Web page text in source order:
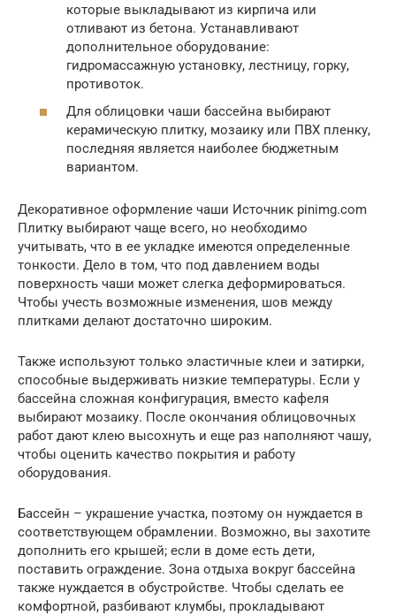
которые выкладывают из кирпича или
отливают из бетона. Устанавливают
дополнительное оборудование:
гидромассажную установку, лестницу, горку,
противоток.
Для облицовки чаши бассейна выбирают
керамическую плитку, мозаику или ПВХ пленку,
последняя является наиболее бюджетным
вариантом.
Декоративное оформление чаши Источник pinimg.com
Плитку выбирают чаще всего, но необходимо
учитывать, что в ее укладке имеются определенные
тонкости. Дело в том, что под давлением воды
поверхность чаши может слегка деформироваться.
Чтобы учесть возможные изменения, шов между
плитками делают достаточно широким.
Также используют только эластичные клеи и затирки,
способные выдерживать низкие температуры. Если у
бассейна сложная конфигурация, вместо кафеля
выбирают мозаику. После окончания облицовочных
работ дают клею высохнуть и еще раз наполняют чашу,
чтобы оценить качество покрытия и работу
оборудования.
Бассейн – украшение участка, поэтому он нуждается в
соответствующем обрамлении. Возможно, вы захотите
дополнить его крышей; если в доме есть дети,
поставить ограждение. Зона отдыха вокруг бассейна
также нуждается в обустройстве. Чтобы сделать ее
комфортной, разбивают клумбы, прокладывают